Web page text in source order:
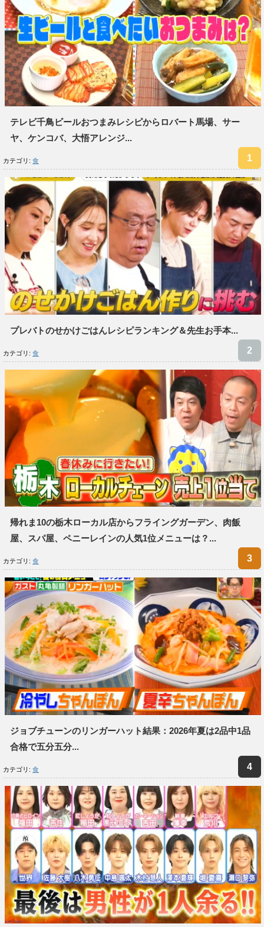
テレビ千鳥ビールおつまみレシピからロバート馬場、サー
ヤ、ケンコバ、大悟アレンジ...
カテゴリ: 食
プレバトのせかけごはんレシピランキング＆先生お手本...
カテゴリ: 食
帰れま10の栃木ローカル店からフライングガーデン、肉飯
屋、スパ屋、ペニーレインの人気1位メニューは？...
カテゴリ: 食
ジョブチューンのリンガーハット結果：2026年夏は2品中1品
合格で五分五分...
カテゴリ: 食